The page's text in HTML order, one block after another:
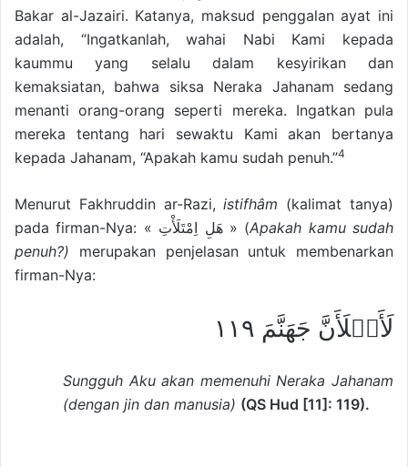
Bakar al-Jazairi. Katanya, maksud penggalan ayat ini
adalah, “Ingatkanlah, wahai Nabi Kami kepada
kaummu yang selalu dalam kesyirikan dan
kemaksiatan, bahwa siksa Neraka Jahanam sedang
menanti orang-orang seperti mereka. Ingatkan pula
mereka tentang hari sewaktu Kami akan bertanya
kepada Jahanam, “Apakah kamu sudah penuh.”4
Menurut Fakhruddin ar-Razi,istifhâm (kalimat tanya)
pada firman-Nya: « هَلِ اِمْتَلَأْتِ » (Apakah kamu sudah
penuh?) merupakan penjelasan untuk membenarkan
firman-Nya:
لَأَمۡلَأَنَّ جَهَنَّمَ ١١٩
Sungguh Aku akan memenuhi Neraka Jahanam
(dengan jin dan manusia) (QS Hud [11]: 119).